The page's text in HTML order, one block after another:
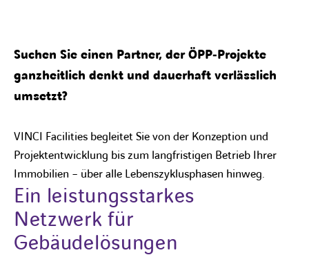
Suchen Sie einen Partner, der ÖPP‑Projekte
ganzheitlich denkt und dauerhaft verlässlich
umsetzt?
VINCI Facilities begleitet Sie von der Konzeption und
Projektentwicklung bis zum langfristigen Betrieb Ihrer
Immobilien – über alle Lebenszyklusphasen hinweg.
Ein leistungsstarkes
Netzwerk für
Gebäudelösungen